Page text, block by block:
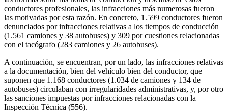
conductores profesionales, las infracciones más numerosas fueron
las motivadas por esta razón. En concreto, 1.599 conductores fueron
denunciados por infracciones relativas a los tiempos de conducción
(1.561 camiones y 38 autobuses) y 309 por cuestiones relacionadas
con el tacógrafo (283 camiones y 26 autobuses).
A continuación, se encuentran, por un lado, las infracciones relativas
a la documentación, bien del vehículo bien del conductor, que
suponen que 1.168 conductores (1.034 de camiones y 134 de
autobuses) circulaban con irregularidades administrativas, y, por otro
las sanciones impuestas por infracciones relacionadas con la
Inspección Técnica (556).